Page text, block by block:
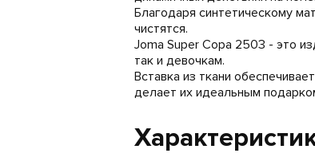
Благодаря синтетическому
чистятся.
Joma Super Copa 2503 - это
так и девочкам.
Вставка из ткани
делает их идеальным